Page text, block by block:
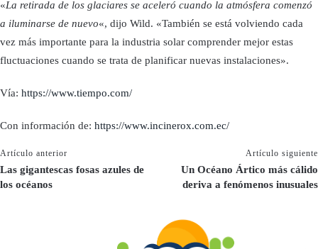
«La retirada de los glaciares se aceleró cuando la atmósfera comenzó
a iluminarse de nuevo«, dijo Wild. «También se está volviendo cada
vez más importante para la industria solar comprender mejor estas
fluctuaciones cuando se trata de planificar nuevas instalaciones».
Vía: https://www.tiempo.com/
Con información de: https://www.incinerox.com.ec/
Artículo anterior
Las gigantescas fosas azules de
los océanos
Artículo siguiente
Un Océano Ártico más cálido
deriva a fenómenos inusuales